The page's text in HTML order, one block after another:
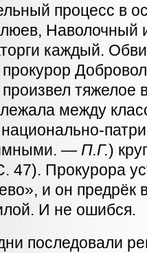
процесс в
Наволочный
каждый.
прокурор
тяжелое
лежала между
— П.Г.)
47). Прокурора
и он
И не ошибся.
последовали